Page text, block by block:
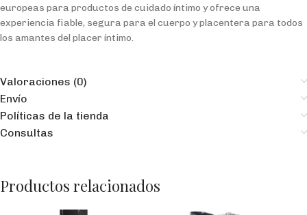
europeas para productos de cuidado íntimo y ofrece una
experiencia fiable, segura para el cuerpo y placentera para todos
los amantes del placer íntimo.
Valoraciones (0)
Envío
Políticas de la tienda
Consultas
Productos relacionados